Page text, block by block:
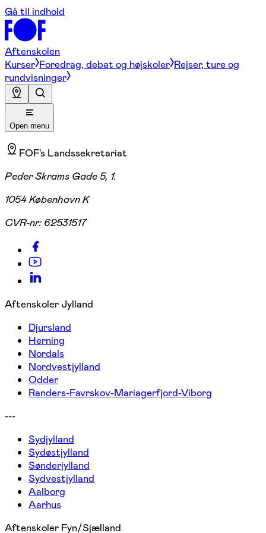
Gå til indhold
Aftenskolen
Kurser Foredrag, debat og højskoler Rejser, ture og
rundvisninger
Open menu
FOF's Landssekretariat
Peder Skrams Gade 5, 1.
1054 København K
CVR-nr: 62531517
Aftenskoler Jylland
Djursland
Herning
Nordals
Nordvestjylland
Odder
Randers-Favrskov-Mariagerfjord-Viborg
---
Sydjylland
Sydøstjylland
Sønderjylland
Sydvestjylland
Aalborg
Aarhus
Aftenskoler Fyn/Sjælland